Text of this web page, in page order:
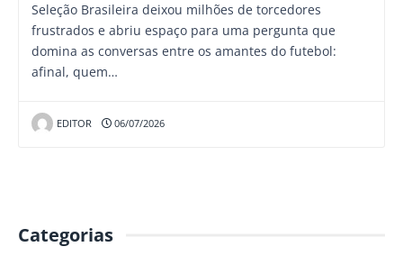
Seleção Brasileira deixou milhões de torcedores
frustrados e abriu espaço para uma pergunta que
domina as conversas entre os amantes do futebol:
afinal, quem…
EDITOR 06/07/2026
Categorias